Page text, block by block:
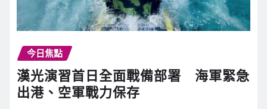
今日焦點
漢光演習首日全面戰備部署 海軍緊急
出港、空軍戰力保存